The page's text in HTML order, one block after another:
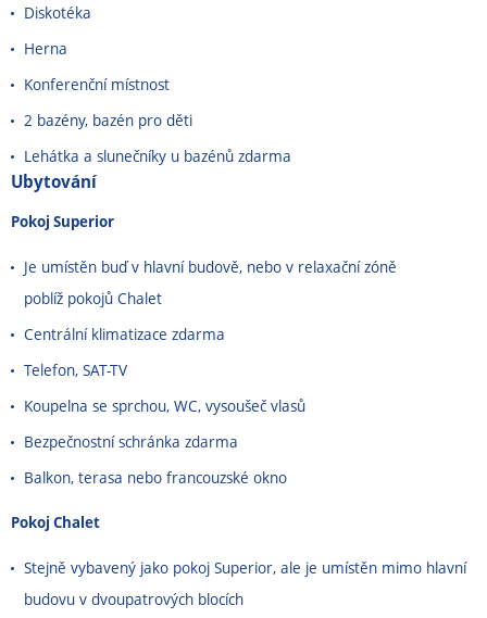
Diskotéka
Herna
Konferenční místnost
2 bazény, bazén pro děti
Lehátka a slunečníky u bazénů zdarma
Ubytování
Pokoj Superior
Je umístěn buď v hlavní budově, nebo v relaxační zóně
poblíž pokojů Chalet
Centrální klimatizace zdarma
Telefon, SAT-TV
Koupelna se sprchou, WC, vysoušeč vlasů
Bezpečnostní schránka zdarma
Balkon, terasa nebo francouzské okno
Pokoj Chalet
Stejně vybavený jako pokoj Superior, ale je umístěn mimo hlavní
budovu v dvoupatrových blocích